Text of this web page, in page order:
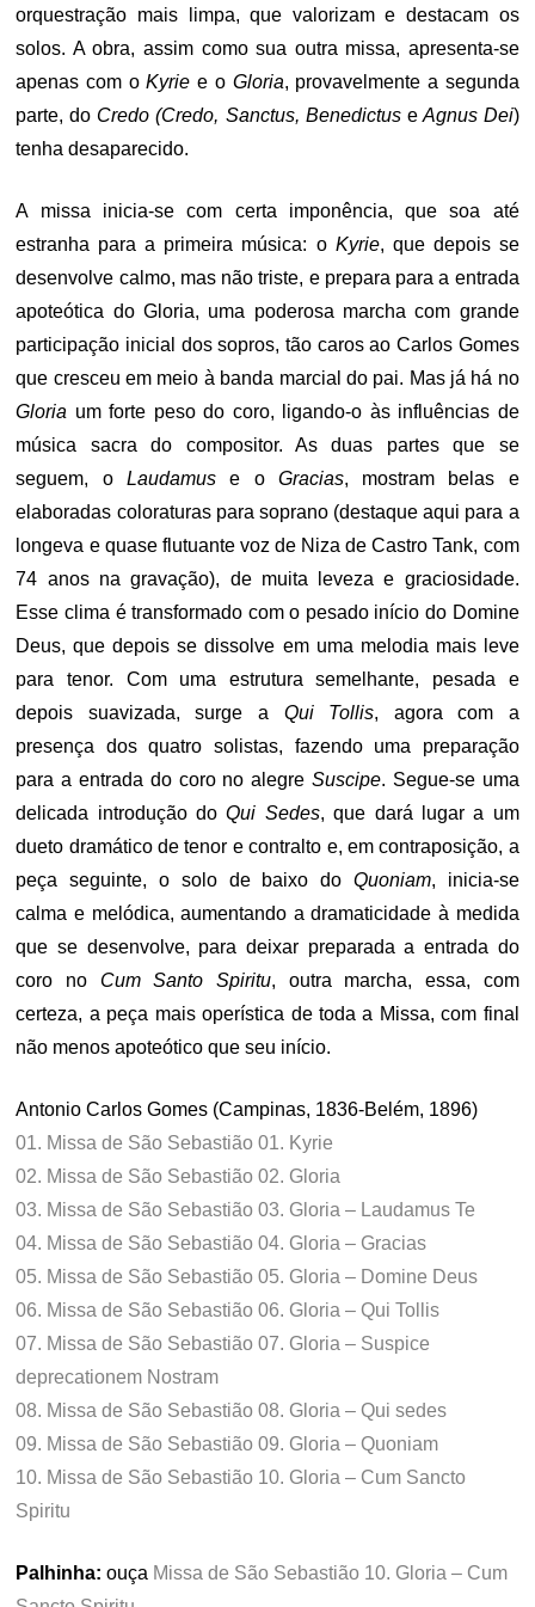
orquestração mais limpa, que valorizam e destacam os
solos. A obra, assim como sua outra missa, apresenta-se
apenas com oKyrie e o Gloria, provavelmente a segunda
parte, do Credo (Credo, Sanctus, Benedictus eAgnus Dei)
tenha desaparecido.
A missa inicia-se com certa imponência, que soa até
estranha para a primeira música: o Kyrie, que depois se
desenvolve calmo, mas não triste, e prepara para a entrada
apoteótica do Gloria, uma poderosa marcha com grande
participação inicial dos sopros, tão caros ao Carlos Gomes
que cresceu em meio à banda marcial do pai. Mas já há no
Gloria um forte peso do coro, ligando-o às influências de
música sacra do compositor. As duas partes que se
seguem, o Laudamuse o Gracias, mostram belas e
elaboradas coloraturas para soprano (destaque aqui para a
longeva e quase flutuante voz de Niza de Castro Tank, com
74 anos na gravação), de muita leveza e graciosidade.
Esse clima é transformado com o pesado início do Domine
Deus, que depois se dissolve em uma melodia mais leve
para tenor. Com uma estrutura semelhante, pesada e
depois suavizada, surge a Qui Tollis, agora com a
presença dos quatro solistas, fazendo uma preparação
para a entrada do coro no alegre Suscipe. Segue-se uma
delicada introdução doQui Sedes, que dará lugar a um
dueto dramático de tenor e contralto e, em contraposição, a
peça seguinte, o solo de baixo do Quoniam, inicia-se
calma e melódica, aumentando a dramaticidade à medida
que se desenvolve, para deixar preparada a entrada do
coro no Cum Santo Spiritu, outra marcha, essa, com
certeza, a peça mais operística de toda a Missa, com final
não menos apoteótico que seu início.
Antonio Carlos Gomes (Campinas, 1836-Belém, 1896)
01. Missa de São Sebastião 01. Kyrie
02. Missa de São Sebastião 02. Gloria
03. Missa de São Sebastião 03. Gloria – Laudamus Te
04. Missa de São Sebastião 04. Gloria – Gracias
05. Missa de São Sebastião 05. Gloria – Domine Deus
06. Missa de São Sebastião 06. Gloria – Qui Tollis
07. Missa de São Sebastião 07. Gloria – Suspice
deprecationem Nostram
08. Missa de São Sebastião 08. Gloria – Qui sedes
09. Missa de São Sebastião 09. Gloria – Quoniam
10. Missa de São Sebastião 10. Gloria – Cum Sancto
Spiritu
Palhinha: ouça Missa de São Sebastião 10. Gloria – Cum